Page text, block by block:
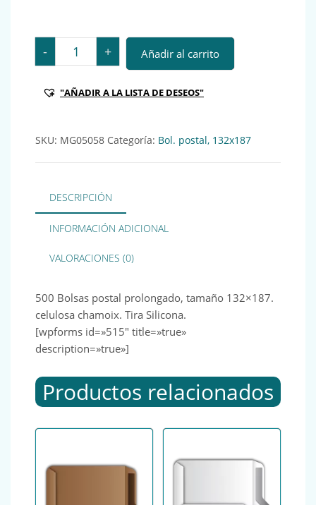
- 500 Bolsas postal prolongado, tamaño 132x187
+ Añadir al carrito
"AÑADIR A LA LISTA DE DESEOS"
SKU: MG05058 Categoría: Bol. postal, 132x187
DESCRIPCIÓN
INFORMACIÓN ADICIONAL
VALORACIONES (0)
500 Bolsas postal prolongado, tamaño 132×187.
celulosa chamoix. Tira Silicona.
[wpforms id=»515″ title=»true»
description=»true»]
Productos relacionados